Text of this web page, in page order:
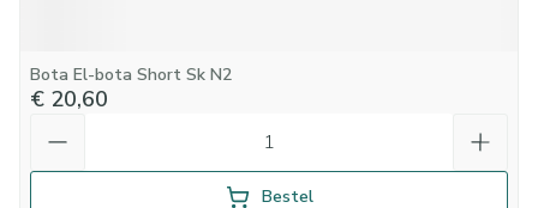
Bota El-bota Short Sk N2
€ 20,60
Bestel